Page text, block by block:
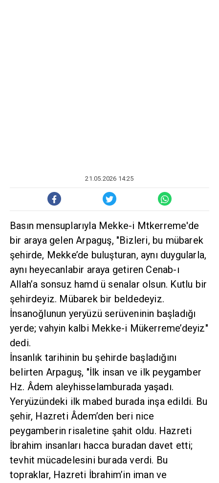
21.05.2026 14:25
Basın mensuplarıyla Mekke-i Mtkerreme'de
bir araya gelen Arpaguş, "Bizleri, bu mübarek
şehirde, Mekke’de buluşturan, aynı duygularla,
aynı heyecanlabir araya getiren Cenab-ı
Allah’a sonsuz hamd ü senalar olsun. Kutlu bir
şehirdeyiz. Mübarek bir beldedeyiz.
İnsanoğlunun yeryüzü serüveninin başladığı
yerde; vahyin kalbi Mekke-i Mükerreme’deyiz"
dedi.
İnsanlık tarihinin bu şehirde başladığını
belirten Arpaguş, "İlk insan ve ilk peygamber
Hz. Âdem aleyhisselamburada yaşadı.
Yeryüzündeki ilk mabed burada inşa edildi. Bu
şehir, Hazreti Âdem’den beri nice
peygamberin risaletine şahit oldu. Hazreti
İbrahim insanları hacca buradan davet etti;
tevhit mücadelesini burada verdi. Bu
topraklar, Hazreti İbrahim’in iman ve